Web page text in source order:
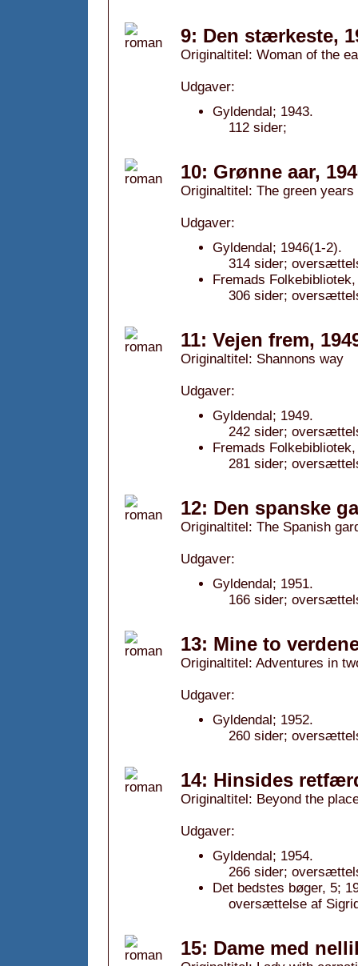
9: Den stærkeste,
Originaltitel: Woman of the
Udgaver:
Gyldendal; 1943.
112 sider;
10: Grønne aar,
Originaltitel: The green years
Udgaver:
Gyldendal; 1946(1-2).
314 sider;
Fremads
306 sider;
11: Vejen frem,
Originaltitel: Shannons way
Udgaver:
Gyldendal; 1949.
242 sider;
Fremads
281 sider;
12: Den spanske
Originaltitel: The Spanish
Udgaver:
Gyldendal; 1951.
166 sider;
13: Mine to
Originaltitel: Adventures in
Udgaver:
Gyldendal; 1952.
260 sider;
14: Hinsides
Originaltitel: Beyond the
Udgaver:
Gyldendal; 1954.
266 sider;
Det bedstes bøger, 5;
oversættelse af
15: Dame med